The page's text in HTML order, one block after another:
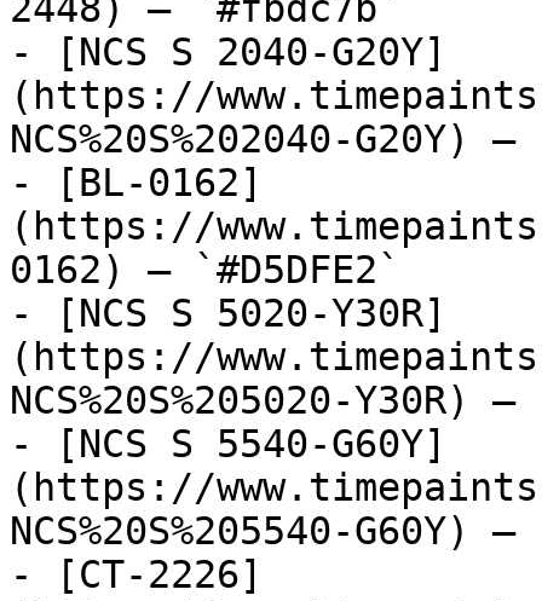
- [NCS S 2040-G20Y]
(https://
NCS%20S%202040-G20Y)
- [BL-0162]
(https://
0162) — `#D5DFE2`
- [NCS S 5020-Y30R]
(https://
NCS%20S%205020-Y30R)
- [NCS S 5540-G60Y]
(https://
NCS%20S%205540-G60Y)
- [CT-2226]